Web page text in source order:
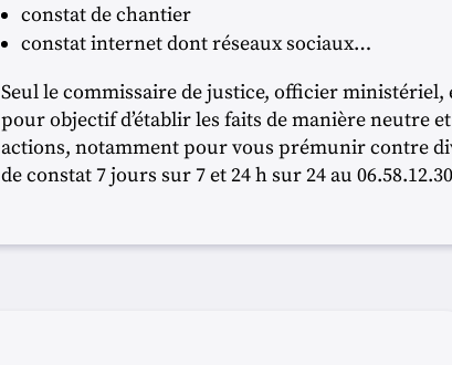
constat de chantier
constat internet dont réseaux sociaux…
Seul le commissaire de justice, officier ministériel,
pour objectif d’établir les faits de manière neutre
actions, notamment pour vous prémunir contre
de constat 7 jours sur 7 et 24 h sur 24 au